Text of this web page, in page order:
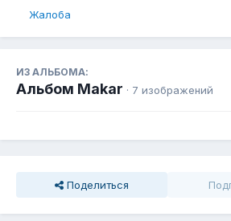
Жалоба
ИЗ АЛЬБОМА:
Альбом Makar · 7 изображений
Поделиться